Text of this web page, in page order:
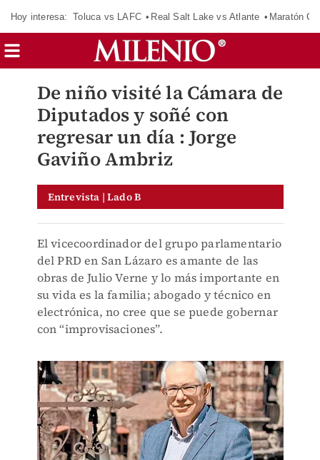
Hoy interesa: Toluca vs LAFC Real Salt Lake vs Atlante Maratón
De niño visité la Cámara de
Diputados y soñé con
regresar un día : Jorge
Gaviño Ambriz
Entrevista | Lado B
El vicecoordinador del grupo parlamentario
del PRD en San Lázaro es amante de las
obras de Julio Verne y lo más importante en
su vida es la familia; abogado y técnico en
electrónica, no cree que se puede gobernar
con “improvisaciones”.